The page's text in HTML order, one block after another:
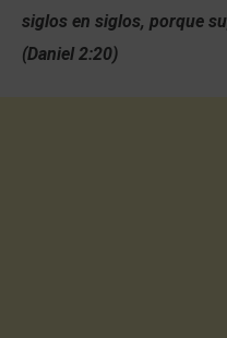
siglos en siglos, porque
(Daniel 2:20)